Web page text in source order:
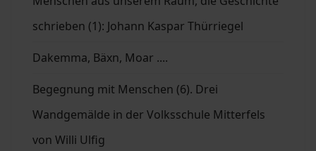
schrieben (1): Johann Kaspar Thürriegel
Dakemma, Bäxn, Moar ....
Begegnung mit Menschen (6). Drei
Wandgemälde in der Volksschule Mitterfels
von Willi Ulfig